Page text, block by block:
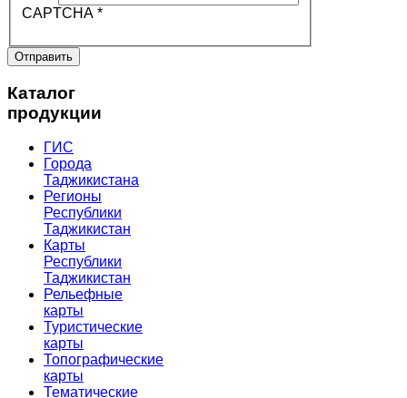
CAPTCHA *
Отправить
Каталог
продукции
ГИС
Города
Таджикистана
Регионы
Республики
Таджикистан
Карты
Республики
Таджикистан
Рельефные
карты
Туристические
карты
Топографические
карты
Тематические